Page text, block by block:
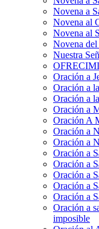
Novena a
Novena al
Novena al
Novena
Nuestra
Oración a
Oración a
Oración a
Oración a
Oración A
Oración a
Oración a
Oración a
Oración a
Oración a
Oración a
Oración a
Oración a
imposible